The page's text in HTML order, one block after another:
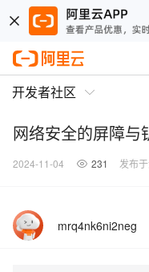
开发者社区
网络安全的屏障与
2024-11-04 231 发布
mrq4nk6ni2neg